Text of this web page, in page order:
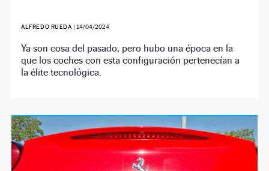
ALFREDO RUEDA | 14/04/2024
Ya son cosa del pasado, pero hubo una época en la
que los coches con esta configuración pertenecían a
la élite tecnológica.